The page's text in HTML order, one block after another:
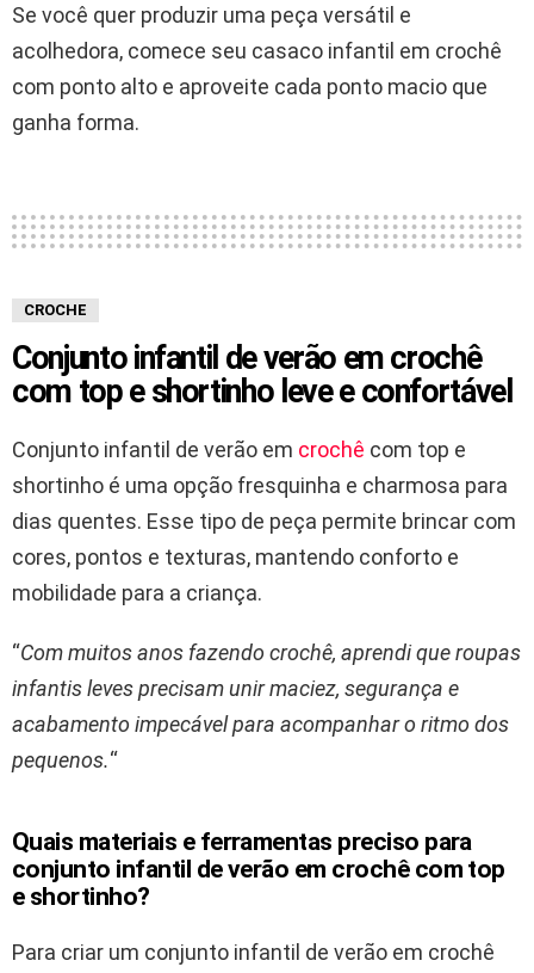
Se você quer produzir uma peça versátil e
acolhedora, comece seu casaco infantil em crochê
com ponto alto e aproveite cada ponto macio que
ganha forma.
CROCHE
Conjunto infantil de verão em crochê
com top e shortinho leve e confortável
Conjunto infantil de verão em crochê com top e
shortinho é uma opção fresquinha e charmosa para
dias quentes. Esse tipo de peça permite brincar com
cores, pontos e texturas, mantendo conforto e
mobilidade para a criança.
“Com muitos anos fazendo crochê, aprendi que roupas
infantis leves precisam unir maciez, segurança e
acabamento impecável para acompanhar o ritmo dos
pequenos.“
Quais materiais e ferramentas preciso para
conjunto infantil de verão em crochê com top
e shortinho?
Para criar um conjunto infantil de verão em crochê